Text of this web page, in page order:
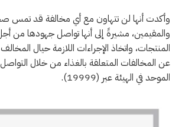
وأكدت أنها لن تتهاون مع أي مخالفة قد تمس
والمقيمين، مشيرةً إلى أنها تواصل جهودها من
المنتجات، واتخاذ الإجراءات اللازمة حيال
عن المخالفات المتعلقة بالغذاء من خلال
الموحد في الهيئة عبر (19999).